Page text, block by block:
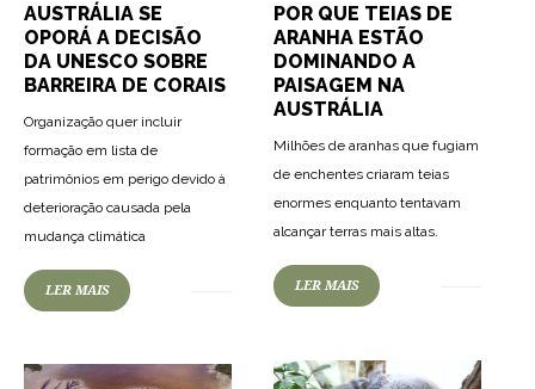
AUSTRÁLIA SE
OPORÁ A DECISÃO
DA UNESCO SOBRE
BARREIRA DE CORAIS
Organização quer incluir
formação em lista de
patrimônios em perigo devido à
deterioração causada pela
mudança climática
LER MAIS
POR QUE TEIAS DE
ARANHA ESTÃO
DOMINANDO A
PAISAGEM NA
AUSTRÁLIA
Milhões de aranhas que fugiam
de enchentes criaram teias
enormes enquanto tentavam
alcançar terras mais altas.
LER MAIS